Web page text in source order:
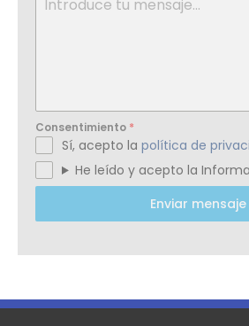
Consentimiento *
Sí, acepto la política de
He leído y acepto la
Enviar mensaje